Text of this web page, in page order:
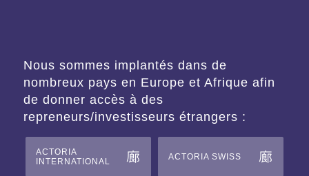
Nous sommes implantés dans de
nombreux pays en Europe et Afrique afin
de donner accès à des
repreneurs/investisseurs étrangers :
ACTORIA
INTERNATIONAL
ACTORIA SWISS